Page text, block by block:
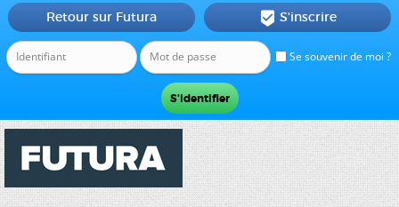
Se souvenir de moi ?
Retour sur Futura  S'inscrire